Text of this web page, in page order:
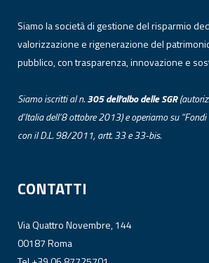
Siamo la società di gestione del risparmio
valorizzazione e rigenerazione del
pubblico, con trasparenza, innovazione e
Siamo iscritti al n.305 dell’albodelleSGR
d’Italia dell’8 ottobre 2013) e operiamo su
con il D.L. 98/2011, artt. 33 e 33-bis.
CONTATTI
Via Quattro Novembre, 144
00187 Roma